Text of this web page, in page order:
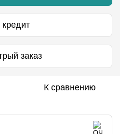
кредит
заказ
К сравнению